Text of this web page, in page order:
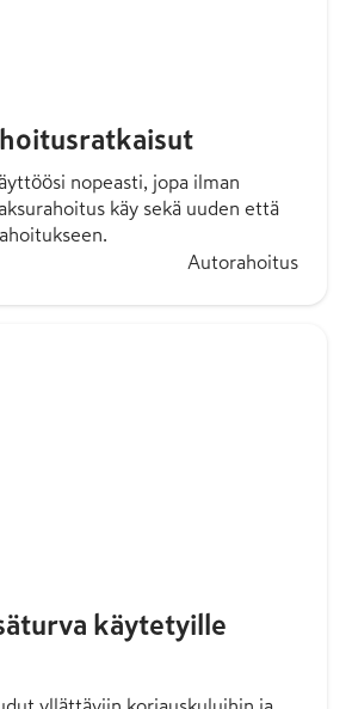
nopeasti, jopa ilman
käy sekä uuden että
Autorahoitus
käytetyille